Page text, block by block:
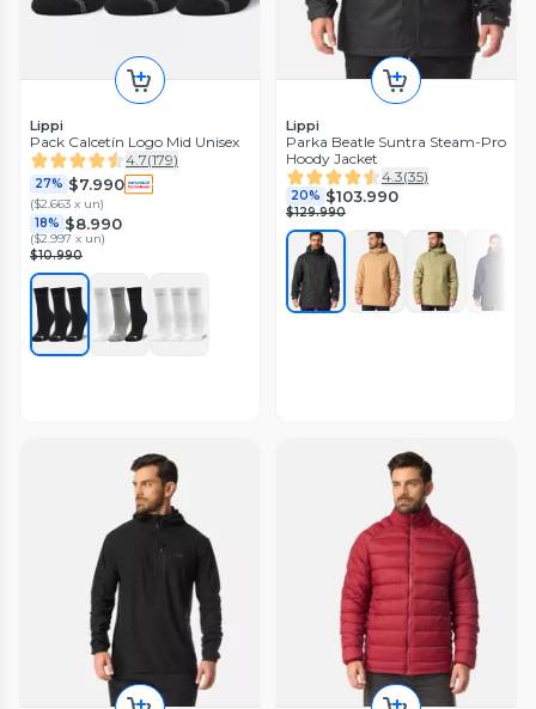
Lippi
Pack Calcetín Logo Mid Unisex
4.7(179)
27% $7.990
($2.663 x un)
18% $8.990
($2.997 x un)
$10.990
Lippi
Parka Beatle Suntra Steam-Pro
Hoody Jacket
4.3(35)
20% $103.990
$129.990